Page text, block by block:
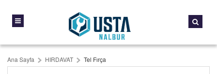
Ana Sayfa HIRDAVAT Tel Fırça